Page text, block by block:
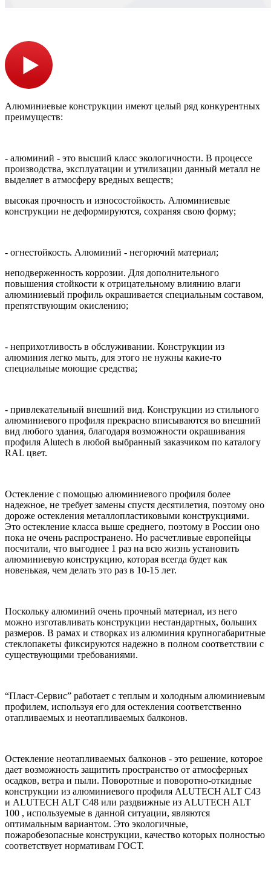
Алюминиевые конструкции имеют целый ряд конкурентных
преимуществ:
- алюминий - это высший класс экологичности. В процессе
производства, эксплуатации и утилизации данный металл не
выделяет в атмосферу вредных веществ;
высокая прочность и износостойкость. Алюминиевые
конструкции не деформируются, сохраняя свою форму;
- огнестойкость. Алюминий - негорючий материал;
неподверженность коррозии. Для дополнительного
повышения стойкости к отрицательному влиянию влаги
алюминиевый профиль окрашивается специальным составом,
препятствующим окислению;
- неприхотливость в обслуживании. Конструкции из
алюминия легко мыть, для этого не нужны какие-то
специальные моющие средства;
- привлекательный внешний вид. Конструкции из стильного
алюминиевого профиля прекрасно вписываются во внешний
вид любого здания, благодаря возможности окрашивания
профиля Alutech в любой выбранный заказчиком по каталогу
RAL цвет.
Остекление с помощью алюминиевого профиля более
надежное, не требует замены спустя десятилетия, поэтому оно
дороже остекления металлопластиковыми конструкциями.
Это остекление класса выше среднего, поэтому в России оно
пока не очень распространено. Но расчетливые европейцы
посчитали, что выгоднее 1 раз на всю жизнь установить
алюминиевую конструкцию, которая всегда будет как
новенькая, чем делать это раз в 10-15 лет.
Поскольку алюминий очень прочный материал, из него
можно изготавливать конструкции нестандартных, больших
размеров. В рамах и створках из алюминия крупногабаритные
стеклопакеты фиксируются надежно в полном соответствии с
существующими требованиями.
“Пласт-Сервис” работает с теплым и холодным алюминиевым
профилем, используя его для остекления соответственно
отапливаемых и неотапливаемых балконов.
Остекление неотапливаемых балконов - это решение, которое
дает возможность защитить пространство от атмосферных
осадков, ветра и пыли. Поворотные и поворотно-откидные
конструкции из алюминиевого профиля ALUTECH ALT С43
и ALUTECH ALT С48 или раздвижные из ALUTECH ALT
100 , используемые в данной ситуации, являются
оптимальным вариантом. Это экологичные,
пожаробезопасные конструкции, качество которых полностью
соответствует нормативам ГОСТ.